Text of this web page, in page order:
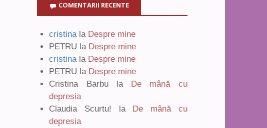
COMENTARII RECENTE
cristina la Despre mine
PETRU la Despre mine
cristina la Despre mine
PETRU la Despre mine
Cristina Barbula De mână cu
depresia
Claudia Scurtu! la De mână cu
depresia